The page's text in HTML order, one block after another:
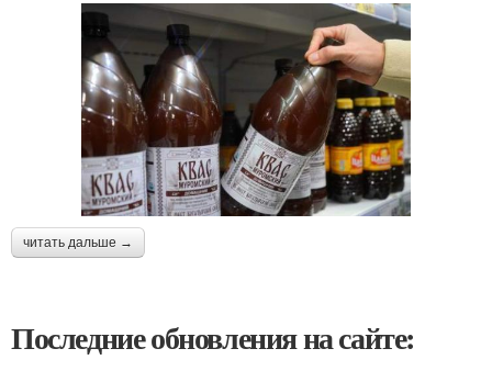
читать дальше →
Последние обновления на сайте: